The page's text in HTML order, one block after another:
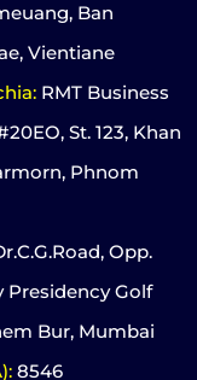
Ban
Vientiane
RMT Business
St. 123, Khan
Phnom
Opp.
Presidency Golf
Bur, Mumbai
8546